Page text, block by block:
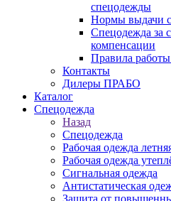
спецодежды
Нормы выдачи
Спецодежда за
компенсации
Правила
Контакты
Дилеры ПРАБО
Каталог
Спецодежда
Назад
Спецодежда
Рабочая одежда
Рабочая одежда
Сигнальная одежда
Антистатическая
Защита от